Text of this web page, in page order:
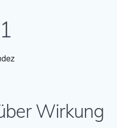
Wirkung